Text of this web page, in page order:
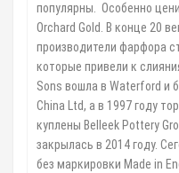
популярны. Особенно
Orchard Gold. В конце 20
производители фарфора
которые привели к
Sons вошла в Waterford и
China Ltd, а в 1997 году
куплены Belleek Pottery
закрылась в 2014 году.
без маркировки Made in